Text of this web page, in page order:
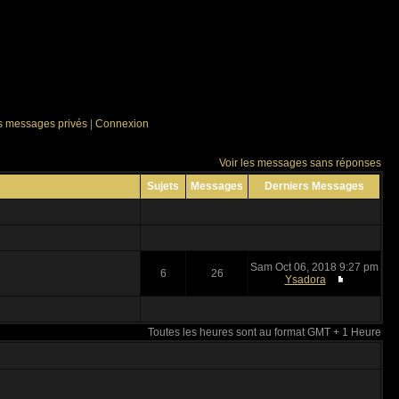
messages privés Connexion
Voir les messages sans réponses
Sujets Messages Derniers Messages
6 26
Sam Oct 06, 2018 9:27 pm
Ysadora
Toutes les heures sont au format GMT + 1 Heure